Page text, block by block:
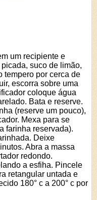
um recipiente e
suco de limão,
tempero por cerca de
escorra sobre uma
coloque água
Bata e reserve.
(reserve um pouco),
Mexa para se
farinha reservada).
Deixe
Abra a massa
redondo.
a esfiha. Pincele
retangular untada e
180° c a 200° c por